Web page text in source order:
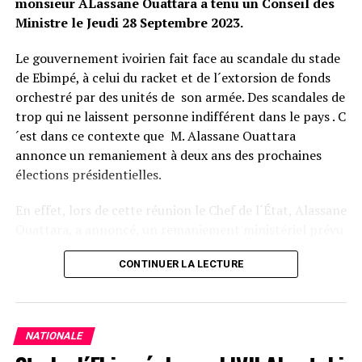
Facebook
Twitter
EmailWhatsApp
Comments
comments
Ministre le Jeudi 28 Septembre 2023.
Le gouvernement ivoirien fait face au scandale du stade
de Ebimpé, à celui du racket et de l´extorsion de fonds
orchestré par des unités de son armée. Des scandales de
trop qui ne laissent personne indifférent dans le pays . C
´est dans ce contexte que M. Alassane Ouattara
annonce un remaniement à deux ans des prochaines
élections présidentielles.
En effet, lors de cette réunion le Chef de l´État, Alassane
dans les prochaines semaines, après la mise en place du
Sénat. Bien avant, le Chef de l´Etat procedera à la
pour la Bonne Gouvernance, du Grand Chancelier de
l’Ordre National et celle du président de la Cour de
Cassation.
CONTINUER LA LECTURE
NATIONALE